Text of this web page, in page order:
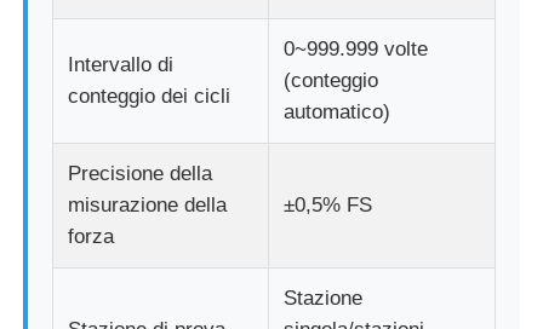
Intervallo di
conteggio dei cicli
0~999.999 volte
(conteggio
automatico)
Precisione della
misurazione della
forza
±0,5% FS
Stazione